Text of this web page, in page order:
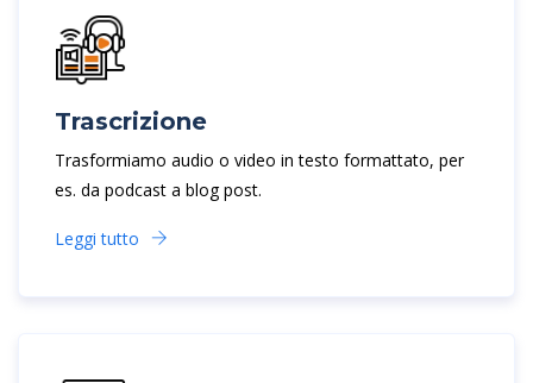
Trascrizione
Trasformiamo audio o video in testo formattato, per
es. da podcast a blog post.
Leggi tutto